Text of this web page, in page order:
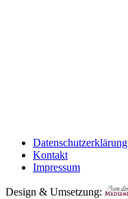
Datenschutzerklärung
Kontakt
Impressum
Design & Umsetzung: